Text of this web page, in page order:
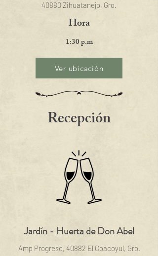
40880 Zihuatanejo, Gro.
Hora
1:30 p.m
Ver ubicación
Recepción
Jardín - Huerta de Don Abel
Amp Progreso, 40882 El Coacoyul, Gro.